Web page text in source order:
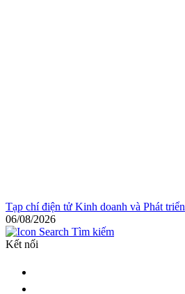
Tạp chí điện tử Kinh doanh và Phát triển
06/08/2026
Tìm kiếm
Kết nối